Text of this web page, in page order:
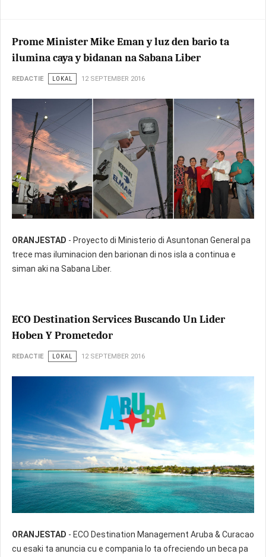
Prome Minister Mike Eman y luz den bario ta
ilumina caya y bidanan na Sabana Liber
REDACTIE LOKAL 12 SEPTEMBER 2016
ORANJESTAD - Proyecto di Ministerio di Asuntonan General pa
trece mas iluminacion den barionan di nos isla a continua e
siman aki na Sabana Liber.
ECO Destination Services Buscando Un Lider
Hoben Y Prometedor
REDACTIE LOKAL 12 SEPTEMBER 2016
ORANJESTAD - ECO Destination Management Aruba & Curacao
cu esaki ta anuncia cu e compania lo ta ofreciendo un beca pa